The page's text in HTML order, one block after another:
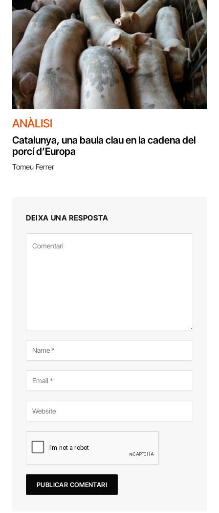
ANÀLISI
Catalunya, una baula clau en la cadena del
porcí d’Europa
Tomeu Ferrer
DEIXA UNA RESPOSTA